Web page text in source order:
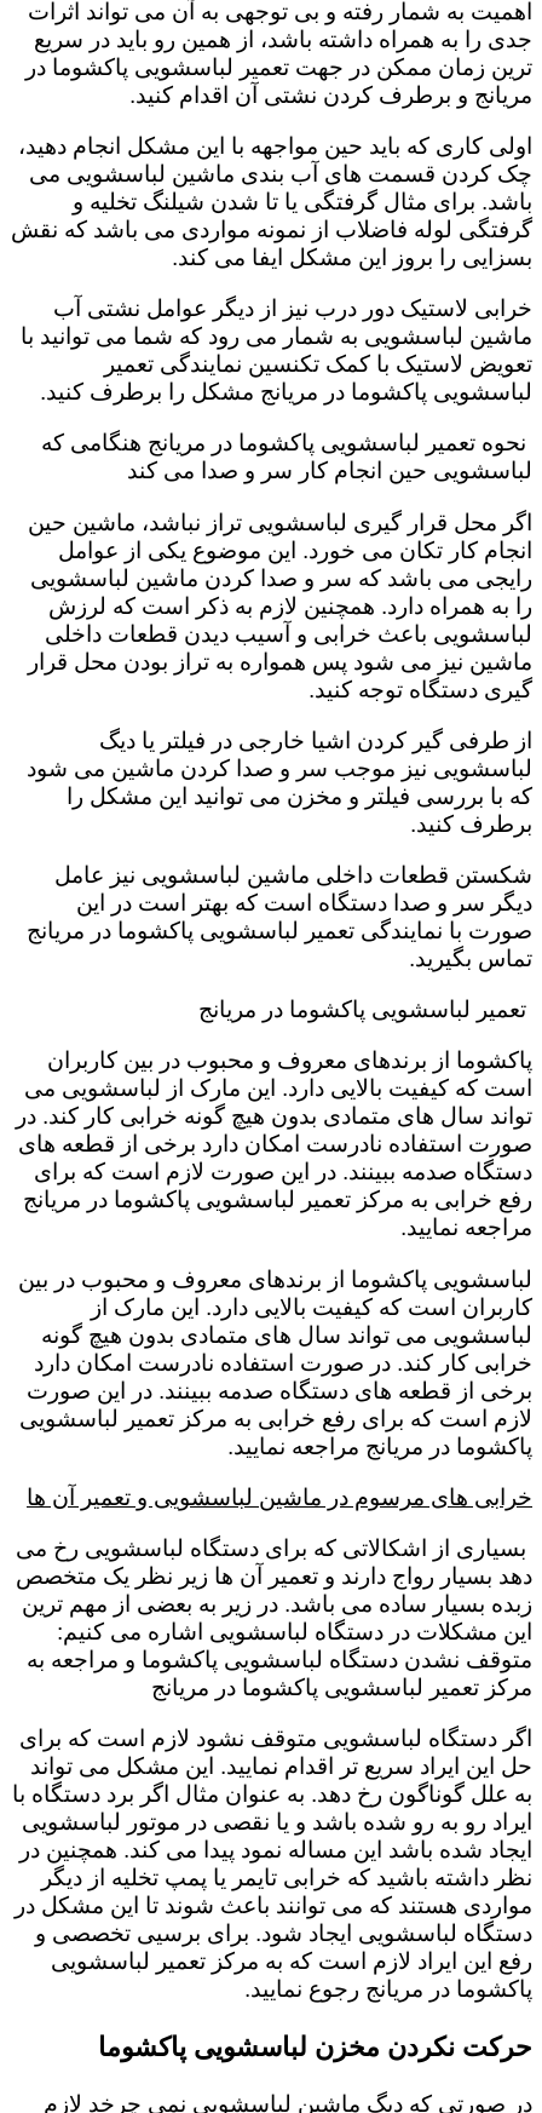
اهمیت به شمار رفته و بی توجهی به آن می تواند اثرات
جدی را به همراه داشته باشد، از همین رو باید در سریع
ترین زمان ممکن در جهت تعمیر لباسشویی پاکشوما در
مریانج و برطرف کردن نشتی آن اقدام کنید.
اولی کاری که باید حین مواجهه با این مشکل انجام دهید،
چک کردن قسمت های آب بندی ماشین لباسشویی می
باشد. برای مثال گرفتگی یا تا شدن شیلنگ تخلیه و
گرفتگی لوله فاضلاب از نمونه مواردی می باشد که نقش
بسزایی را بروز این مشکل ایفا می کند‌‌.
خرابی لاستیک دور درب نیز از دیگر عوامل نشتی آب
ماشین لباسشویی به شمار می رود که شما می توانید با
تعویض لاستیک با کمک تکنسین نمایندگی تعمیر
لباسشویی پاکشوما در مریانج مشکل را برطرف کنید.
نحوه تعمیر لباسشویی پاکشوما در مریانج هنگامی که
لباسشویی حین انجام کار سر و صدا می کند
اگر محل قرار گیری لباسشویی تراز نباشد، ماشین حین
انجام کار تکان می خورد‌. این موضوع یکی از عوامل
رایجی می باشد که سر و صدا کردن ماشین لباسشویی
را به همراه دارد. همچنین لازم به ذکر است که لرزش
لباسشویی باعث خرابی و آسیب دیدن قطعات داخلی
ماشین نیز می شود پس همواره به تراز بودن محل قرار
گیری دستگاه توجه کنید.
از طرفی گیر کردن اشیا خارجی در فیلتر یا دیگ
لباسشویی نیز موجب سر و صدا کردن ماشین می شود
که با بررسی فیلتر و مخزن می توانید این مشکل را
برطرف کنید.
شکستن قطعات داخلی ماشین لباسشویی نیز عامل
دیگر سر و صدا دستگاه است که بهتر است در این
صورت با نمایندگی تعمیر لباسشویی پاکشوما در مریانج
تماس بگیرید.
تعمیر لباسشویی پاکشوما در مریانج
پاکشوما از برندهای معروف و محبوب در بین کاربران
است که کیفیت بالایی دارد. این مارک از لباسشویی می
تواند سال های متمادی بدون هیچ گونه خرابی کار کند. در
صورت استفاده نادرست امکان دارد برخی از قطعه های
دستگاه صدمه ببینند. در این صورت لازم است که برای
رفع خرابی به مرکز تعمیر لباسشویی پاکشوما در مریانج
مراجعه نمایید.
لباسشویی پاکشوما از برندهای معروف و محبوب در بین
کاربران است که کیفیت بالایی دارد. این مارک از
لباسشویی می تواند سال های متمادی بدون هیچ گونه
خرابی کار کند. در صورت استفاده نادرست امکان دارد
برخی از قطعه های دستگاه صدمه ببینند. در این صورت
لازم است که برای رفع خرابی به مرکز تعمیر لباسشویی
پاکشوما در مریانج مراجعه نمایید.
خرابی های مرسوم در ماشین لباسشویی و تعمیر آن ها
بسیاری از اشکالاتی که برای دستگاه لباسشویی رخ می
دهد بسیار رواج دارند و تعمیر آن ها زیر نظر یک متخصص
زبده بسیار ساده می باشد. در زیر به بعضی از مهم ترین
این مشکلات در دستگاه لباسشویی اشاره می کنیم:
متوقف نشدن دستگاه لباسشویی پاکشوما و مراجعه به
مرکز تعمیر لباسشویی پاکشوما در مریانج
اگر دستگاه لباسشویی متوقف نشود لازم است که برای
حل این ایراد سریع تر اقدام نمایید. این مشکل می تواند
به علل گوناگون رخ دهد. به عنوان مثال اگر برد دستگاه با
ایراد رو به رو شده باشد و یا نقصی در موتور لباسشویی
ایجاد شده باشد این مساله نمود پیدا می کند. همچنین در
نظر داشته باشید که خرابی تایمر یا پمپ تخلیه از دیگر
مواردی هستند که می توانند باعث شوند تا این مشکل در
دستگاه لباسشویی ایجاد شود. برای برسیی تخصصی و
رفع این ایراد لازم است که به مرکز تعمیر لباسشویی
پاکشوما در مریانج رجوع نمایید.
حرکت نکردن مخزن لباسشویی پاکشوما
در صورتی که دیگ ماشین لباسشویی نمی چرخد لازم